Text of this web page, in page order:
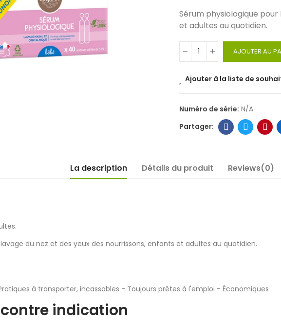
Sérum physiologique
et adultes au quotidien.
AJOUTER AU
Ajouter à la liste de
Numéro de série: N/A
La description Détails du produit Reviews(0)
du nez et des yeux des nourrissons, enfants et adultes au quotidien.
à transporter, incassables - Toujours prêtes à l'emploi - Économiques
indication